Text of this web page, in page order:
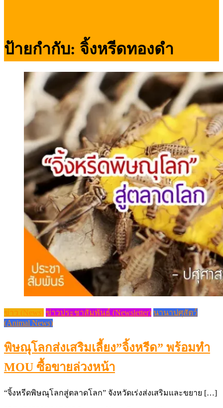
ป้ายกำกับ: จิ้งหรีดทองดำ
ข่าว (News) ข่าวประชาสัมพันธ์ (Newsletter) นานาปศุสัตว์
(Animal News)
พิษณุโลกส่งเสริมเลี้ยง”จิ้งหรีด” พร้อมทำ
MOU ซื้อขายล่วงหน้า
“จิ้งหรีดพิษณุโลกสู่ตลาดโลก” จังหวัดเร่งส่งเสริมและขยาย […]